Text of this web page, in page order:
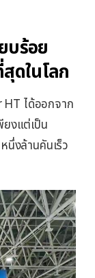
บร้อย
ดในโลก
ได้ออกจาก
ยงแต่เป็น
นึ่งล้านคันเร็ว